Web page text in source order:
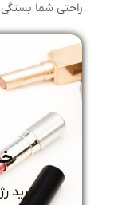
راحتی شما بستگی
خرید